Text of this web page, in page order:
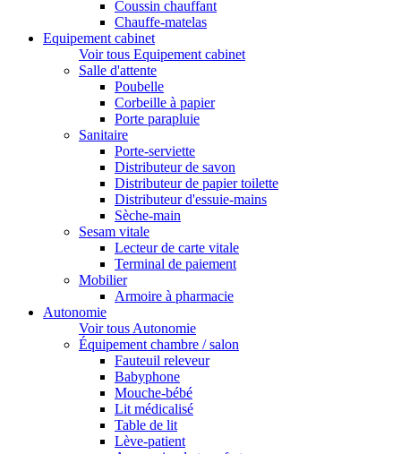
Coussin chauffant
Chauffe-matelas
Equipement cabinet
Voir tous Equipement cabinet
Salle d'attente
Poubelle
Corbeille à papier
Porte parapluie
Sanitaire
Porte-serviette
Distributeur de savon
Distributeur de papier toilette
Distributeur d'essuie-mains
Sèche-main
Sesam vitale
Lecteur de carte vitale
Terminal de paiement
Mobilier
Armoire à pharmacie
Autonomie
Voir tous Autonomie
Équipement chambre / salon
Fauteuil releveur
Babyphone
Mouche-bébé
Lit médicalisé
Table de lit
Lève-patient